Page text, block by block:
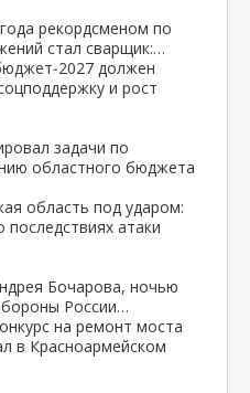
рекордсменом по
стал сварщик:…
должен
и рост
задачи по
областного бюджета
область под ударом:
атаки
Бочарова, ночью
России…
на ремонт моста
в Красноармейском